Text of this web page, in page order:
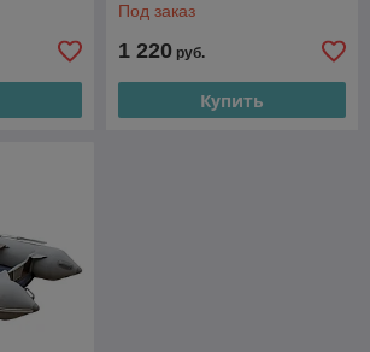
Под заказ
1 220 руб.
Купить